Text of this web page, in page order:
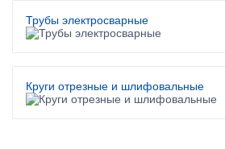
Трубы электросварные
Круги отрезные и шлифовальные